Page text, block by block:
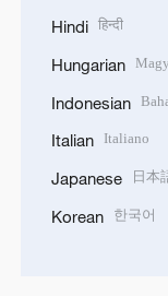
Hindi हिन्दी
Hungarian
Indonesian
Italian Italiano
Japanese 日本
Korean 한국어